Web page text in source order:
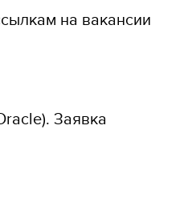
на вакансии
Заявка